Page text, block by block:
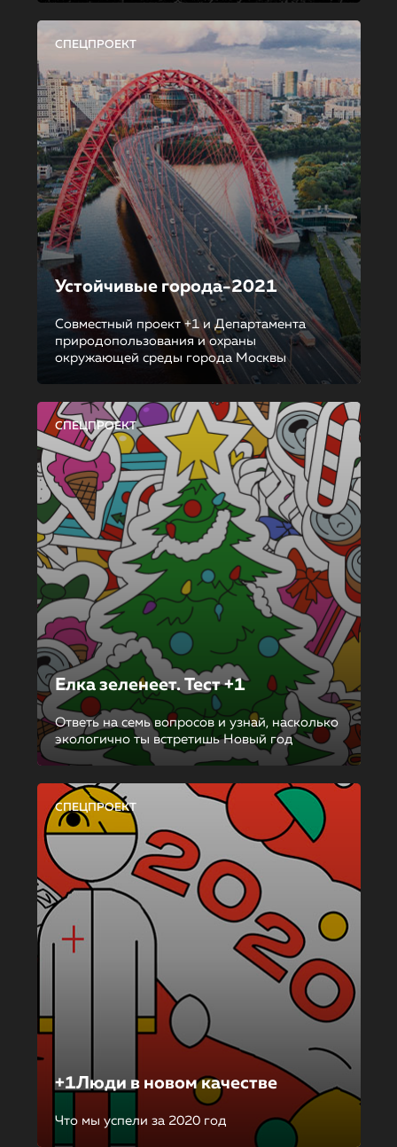
СПЕЦПРОЕКТ
Устойчивые города-2021
Совместный проект +1 и Департамента
природопользования и охраны
окружающей среды города Москвы
СПЕЦПРОЕКТ
Елка зеленеет. Тест +1
Ответь на семь вопросов и узнай, насколько
экологично ты встретишь Новый год
СПЕЦПРОЕКТ
+1Люди в новом качестве
Что мы успели за 2020 год